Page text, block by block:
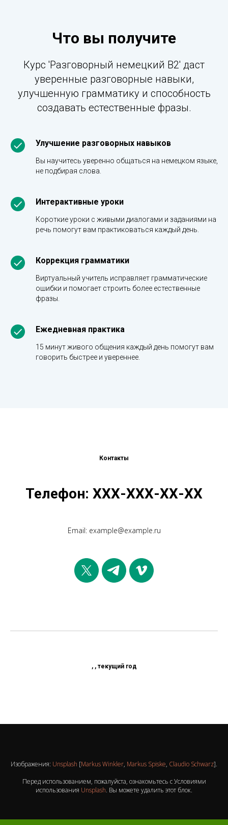
Что вы получите
Курс 'Разговорный немецкий B2' даст
уверенные разговорные навыки,
улучшенную грамматику и способность
создавать естественные фразы.
Улучшение разговорных навыков
Вы научитесь уверенно общаться на немецком языке,
не подбирая слова.
Интерактивные уроки
Короткие уроки с живыми диалогами и заданиями на
речь помогут вам практиковаться каждый день.
Коррекция грамматики
Виртуальный учитель исправляет грамматические
ошибки и помогает строить более естественные
фразы.
Ежедневная практика
15 минут живого общения каждый день помогут вам
говорить быстрее и увереннее.
Контакты
Телефон: ХХХ-ХХХ-ХХ-ХХ
Email: example@example.ru
, , текущий год
Изображения: Unsplash [Markus Winkler, Markus Spiske, Claudio Schwarz].
Перед использованием, пожалуйста, ознакомьтесь с Условиями
использования Unsplash. Вы можете удалить этот блок.